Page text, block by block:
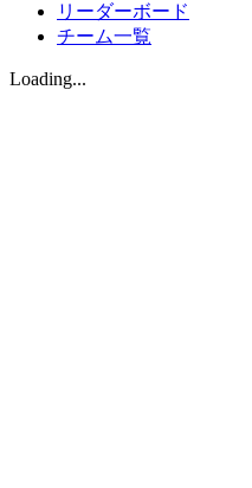
リーダーボード
チーム一覧
Loading...